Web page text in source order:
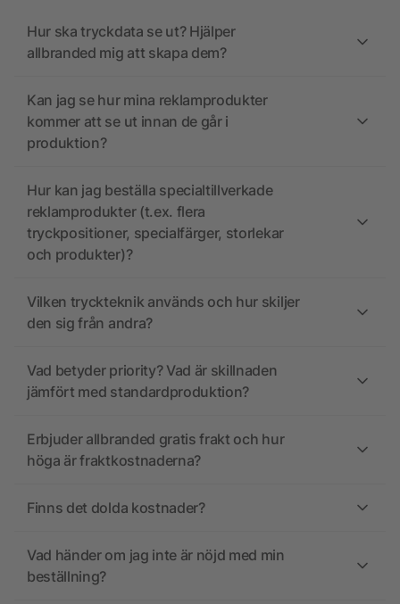
Hur ska tryckdata se ut? Hjälper
allbranded mig att skapa dem?
Kan jag se hur mina reklamprodukter
kommer att se ut innan de går i
produktion?
Hur kan jag beställa specialtillverkade
reklamprodukter (t.ex. flera
tryckpositioner, specialfärger, storlekar
och produkter)?
Vilken tryckteknik används och hur skiljer
den sig från andra?
Vad betyder priority? Vad är skillnaden
jämfört med standardproduktion?
Erbjuder allbranded gratis frakt och hur
höga är fraktkostnaderna?
Finns det dolda kostnader?
Vad händer om jag inte är nöjd med min
beställning?